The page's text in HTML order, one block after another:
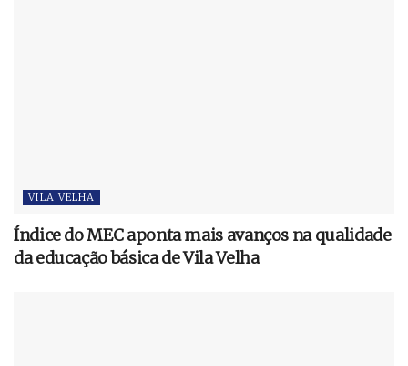
VILA VELHA
Índice do MEC aponta mais avanços na qualidade
da educação básica de Vila Velha